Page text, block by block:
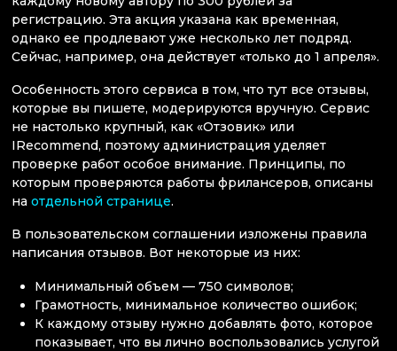
регистрацию. Эта акция указана как временная,
однако ее продлевают уже несколько лет подряд.
Сейчас, например, она действует «только до 1 апреля».
Особенность этого сервиса в том, что тут все отзывы,
которые вы пишете, модерируются вручную. Сервис
не настолько крупный, как «Отзовик» или
IRecommend, поэтому администрация уделяет
проверке работ особое внимание. Принципы, по
которым проверяются работы фрилансеров, описаны
на отдельной странице.
В пользовательском соглашении изложены правила
написания отзывов. Вот некоторые из них:
Минимальный объем — 750 символов;
Грамотность, минимальное количество ошибок;
К каждому отзыву нужно добавлять фото, которое
показывает, что вы лично воспользовались услугой